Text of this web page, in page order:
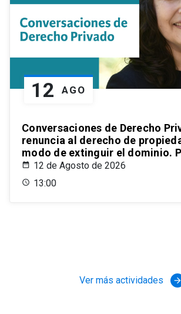
12 AGO
Conversaciones de Derecho
renuncia al derecho de
modo de extinguir el dominio.
un estatuto para el
chileno
12 de Agosto de 2026
13:00
Ver más actividades arrow_forward